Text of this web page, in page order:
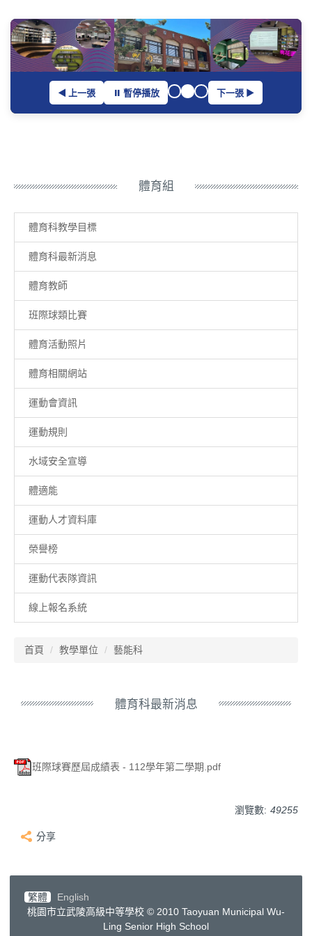
到
主
要
內
◀ 上一張 ⏸ 暫停播放 下一張 ▶
體育組
體育科教學目標
體育科最新消息
體育教師
班際球類比賽
體育活動照片
體育相關網站
運動會資訊
運動規則
水域安全宣導
體適能
運動人才資料庫
榮譽榜
運動代表隊資訊
線上報名系統
首頁 教學單位 藝能科
體育科最新消息
班際球賽歷屆成績表 - 112學年第二學期.pdf
瀏覽數: 49255
分享
繁體
English
桃園市立武陵高級中等學校 © 2010 Taoyuan Municipal Wu-
Ling Senior High School